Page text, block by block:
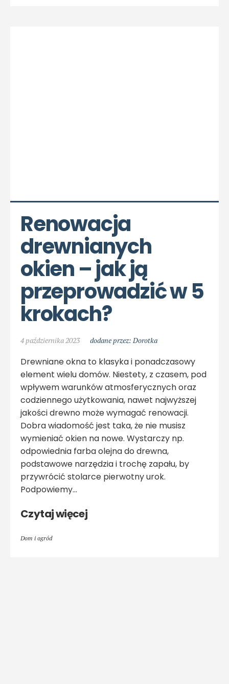
Renowacja
drewnianych
okien – jak ją
przeprowadzić w 5
krokach?
4 października 2023 dodane przez: Dorotka
Drewniane okna to klasyka i ponadczasowy
element wielu domów. Niestety, z czasem, pod
wpływem warunków atmosferycznych oraz
codziennego użytkowania, nawet najwyższej
jakości drewno może wymagać renowacji.
Dobra wiadomość jest taka, że nie musisz
wymieniać okien na nowe. Wystarczy np.
odpowiednia farba olejna do drewna,
podstawowe narzędzia i trochę zapału, by
przywrócić stolarce pierwotny urok.
Podpowiemy...
Czytaj więcej
Dom i ogród